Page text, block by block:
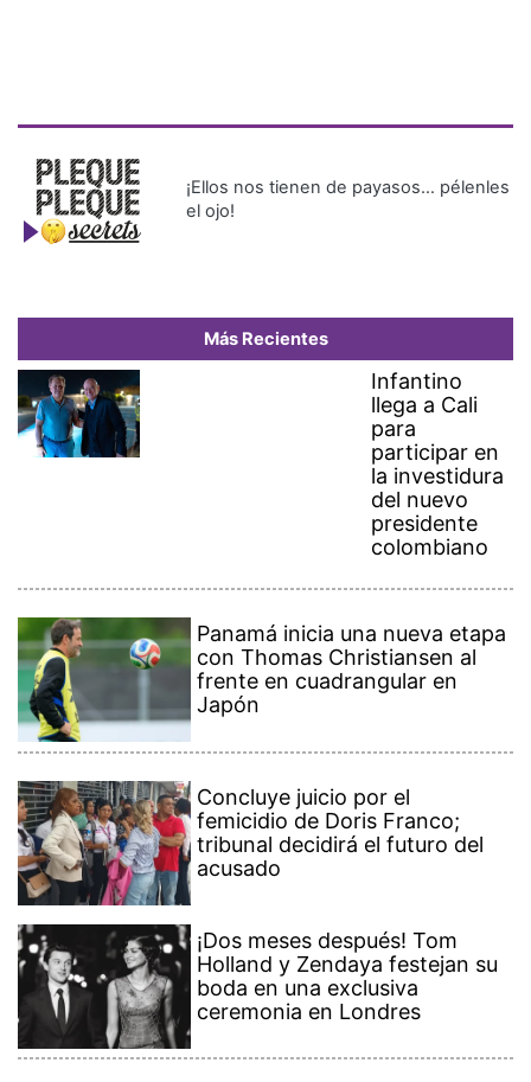
¡Ellos nos tienen de payasos… pélenles
el ojo!
Más Recientes
Infantino
llega a Cali
para
participar en
la investidura
del nuevo
presidente
colombiano
Panamá inicia una nueva etapa
con Thomas Christiansen al
frente en cuadrangular en
Japón
Concluye juicio por el
femicidio de Doris Franco;
tribunal decidirá el futuro del
acusado
¡Dos meses después! Tom
Holland y Zendaya festejan su
boda en una exclusiva
ceremonia en Londres